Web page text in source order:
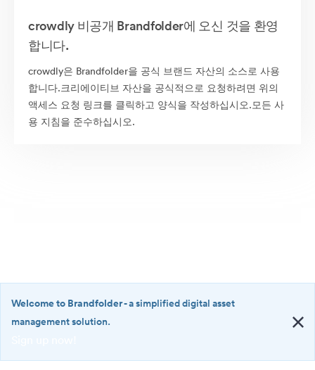
crowdly 비공개 Brandfolder에 오신 것을 환영
합니다.
crowdly은 Brandfolder을 공식 브랜드 자산의 소스로 사용
합니다.크리에이티브 자산을 공식적으로 요청하려면 위의
액세스 요청 링크를 클릭하고 양식을 작성하십시오.모든 사
용 지침을 준수하십시오.
·
Welcome to Brandfolder- a simplified digital asset
management solution.